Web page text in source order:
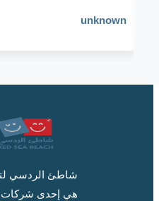
unknown
شاطئ الردسي
هي إحدى شركات